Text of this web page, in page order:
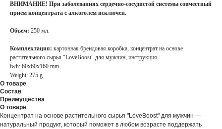
ВНИМАНИЕ! При заболеваниях сердечно-сосудистой системы совместный
прием концентрата с алкоголем исключен.
Объем: 250 мл.
Комплектация: картонная брендовая коробка, концентрат на основе
растительного сырья "LoveBoost" для мужчин, инструкция.
lwh: 60x60x160 mm
Weight: 275 g
О товаре
Состав
Преимущества
О товаре
Концентрат на основе растительного сырья "LoveBoost" для мужчин —
натуральный продукт, который поможет в любом возрасте поддержать